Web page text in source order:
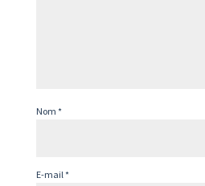
Nom *
E-mail*